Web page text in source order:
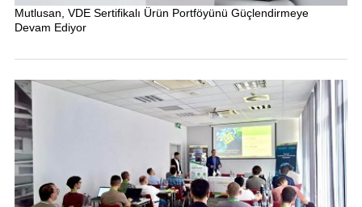
Mutlusan, VDE Sertifikalı Ürün Portföyünü Güçlendirmeye
Devam Ediyor